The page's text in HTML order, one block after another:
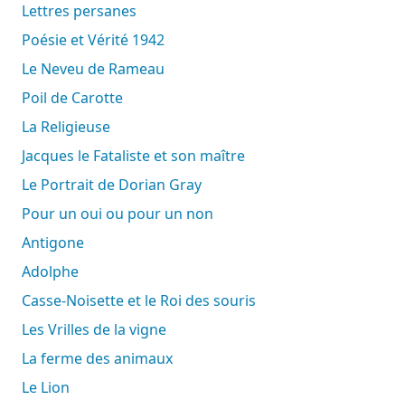
Lettres persanes
Poésie et Vérité 1942
Le Neveu de Rameau
Poil de Carotte
La Religieuse
Jacques le Fataliste et son maître
Le Portrait de Dorian Gray
Pour un oui ou pour un non
Antigone
Adolphe
Casse-Noisette et le Roi des souris
Les Vrilles de la vigne
La ferme des animaux
Le Lion